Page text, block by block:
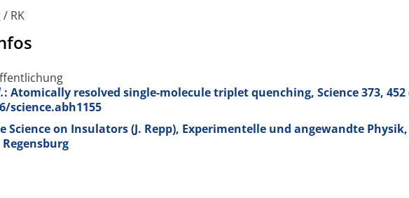
RK
: Atomically resolved single-molecule triplet quenching, Science373, 452
science.abh1155
Science on Insulators (J. Repp), Experimentelle und angewandte Physik,